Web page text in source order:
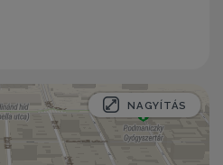
NAGYÍTÁS